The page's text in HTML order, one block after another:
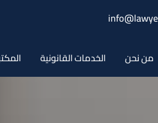
من نحن الخدمات القانونية